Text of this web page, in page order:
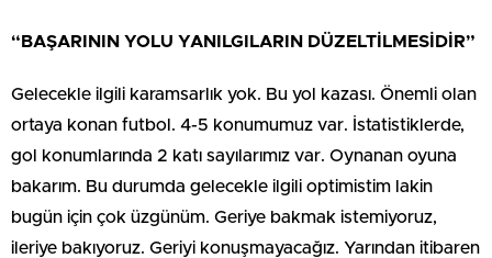
“BAŞARININ YOLU YANILGILARIN DÜZELTİLMESİDİR”
Gelecekle ilgili karamsarlık yok. Bu yol kazası. Önemli olan
ortaya konan futbol. 4-5 konumumuz var. İstatistiklerde,
gol konumlarında 2 katı sayılarımız var. Oynanan oyuna
bakarım. Bu durumda gelecekle ilgili optimistim lakin
bugün için çok üzgünüm. Geriye bakmak istemiyoruz,
ileriye bakıyoruz. Geriyi konuşmayacağız. Yarından itibaren